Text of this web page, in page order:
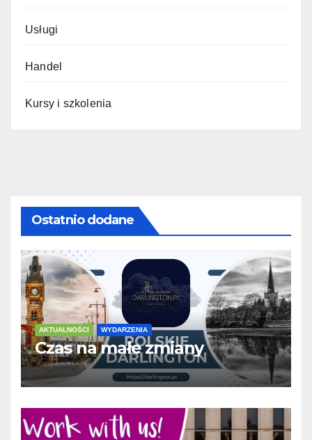
Usługi
Handel
Kursy i szkolenia
Ostatnio dodane
AKTUALNOŚCI WYDARZENIA
Czas na małe zmiany